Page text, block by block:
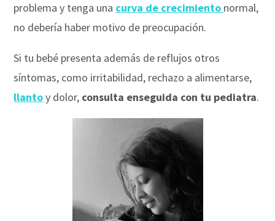
problema y tenga una curva de crecimiento normal,
no debería haber motivo de preocupación.
Si tu bebé presenta además de reflujos otros
síntomas, como irritabilidad, rechazo a alimentarse,
llantoy dolor, consulta enseguida con tu pediatra.